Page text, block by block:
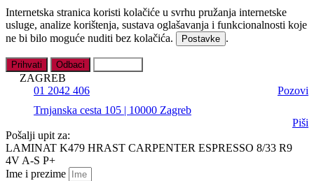
Internetska stranica koristi kolačiće u svrhu pružanja internetske
usluge, analize korištenja, sustava oglašavanja i funkcionalnosti koje
ne bi bilo moguće nuditi bez kolačića.
Postavke .
Prihvati Odbaci
ZAGREB
01 2042 406
Pozovi
Trnjanska cesta 105 | 10000 Zagreb
Piši
Pošalji upit za:
LAMINAT K479 HRAST CARPENTER ESPRESSO 8/33 R9
4V A-S P+
Ime i prezime